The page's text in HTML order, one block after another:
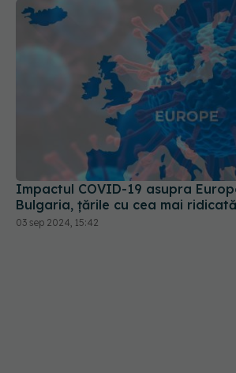
Impactul COVID-19 asupra
Bulgaria, țările cu cea mai
03 sep 2024, 15:42